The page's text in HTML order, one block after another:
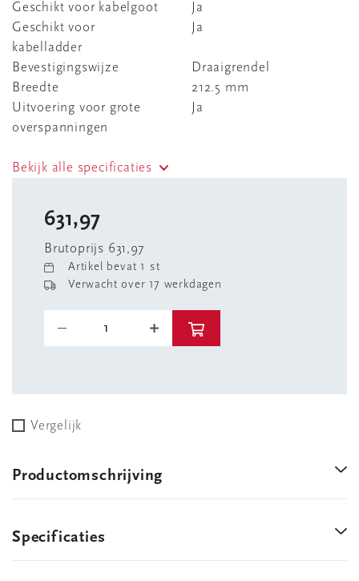
Geschikt voor kabelgoot
Ja
Geschikt voor
kabelladder
Ja
Bevestigingswijze
Draaigrendel
Breedte
212.5 mm
Uitvoering voor grote
overspanningen
Ja
Bekijk alle specificaties
631,97
Brutoprijs 631,97
Artikel bevat 1 st
Verwacht over 17 werkdagen
Vergelijk
Productomschrijving
Specificaties